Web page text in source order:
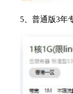
5、普通版3年